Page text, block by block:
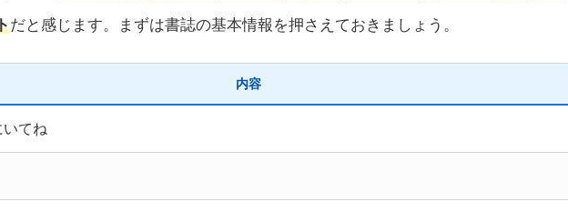
だと感じます。まずは書誌の基本情報を押さえておきましょう。
内容
てね